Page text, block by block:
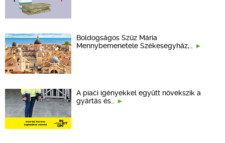
Boldogságos Szűz Mária
Mennybemenetele Székesegyház,…
A piaci igényekkel együtt növekszik a
gyártás és…